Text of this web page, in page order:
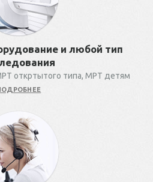
и любой тип
откртытого типа, МРТ детям